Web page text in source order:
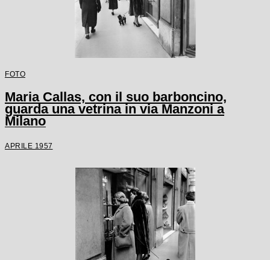
FOTO
Maria Callas, con il suo barboncino,
guarda una vetrina in via Manzoni a
Milano
APRILE 1957